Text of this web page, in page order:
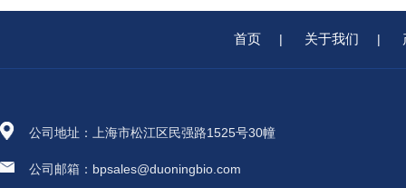
首页 | 关于我们 |
公司地址：上海市松江区民强路1525号30幢
公司邮箱：bpsales@duoningbio.com